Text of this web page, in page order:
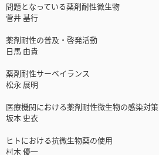
問題となっている薬剤耐性微生物
菅井 基行
薬剤耐性の普及・啓発活動
日馬 由貴
薬剤耐性サーベイランス
松永 展明
医療機関における薬剤耐性微生物の感染対策
坂本 史衣
ヒトにおける抗微生物薬の使用
村木 優一